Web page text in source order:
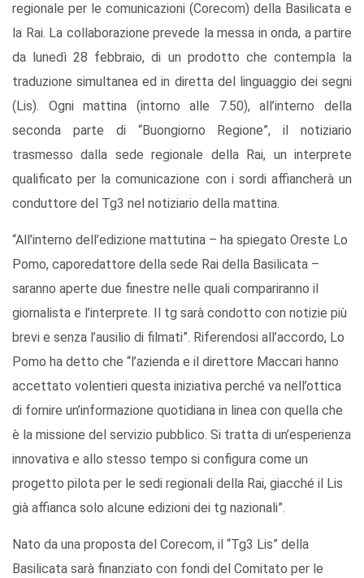
regionale per le comunicazioni (Corecom) della Basilicata e
la Rai. La collaborazione prevede la messa in onda, a partire
da lunedì 28 febbraio, di un prodotto che contempla la
traduzione simultanea ed in diretta del linguaggio dei segni
(Lis). Ogni mattina (intorno alle 7.50), all’interno della
seconda parte di “Buongiorno Regione”, il notiziario
trasmesso dalla sede regionale della Rai, un interprete
qualificato per la comunicazione con i sordi affiancherà un
conduttore del Tg3 nel notiziario della mattina.
“All’interno dell’edizione mattutina – ha spiegato Oreste Lo
Pomo, caporedattore della sede Rai della Basilicata –
saranno aperte due finestre nelle quali compariranno il
giornalista e l’interprete. Il tg sarà condotto con notizie più
brevi e senza l’ausilio di filmati”. Riferendosi all’accordo, Lo
Pomo ha detto che “l’azienda e il direttore Maccari hanno
accettato volentieri questa iniziativa perché va nell’ottica
di fornire un’informazione quotidiana in linea con quella che
è la missione del servizio pubblico. Si tratta di un’esperienza
innovativa e allo stesso tempo si configura come un
progetto pilota per le sedi regionali della Rai, giacché il Lis
già affianca solo alcune edizioni dei tg nazionali”.
Nato da una proposta del Corecom, il “Tg3 Lis” della
Basilicata sarà finanziato con fondi del Comitato per le